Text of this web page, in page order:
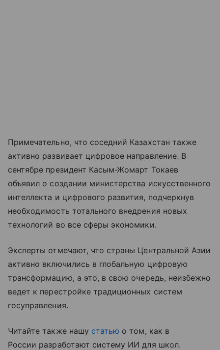
Примечательно, что соседний Казахстан также
активно развивает цифровое направление. В
сентябре президент Касым-Жомарт Токаев
объявил о создании министерства искусственного
интеллекта и цифрового развития, подчеркнув
необходимость тотального внедрения новых
технологий во все сферы экономики.
Эксперты отмечают, что страны Центральной Азии
активно включились в глобальную цифровую
трансформацию, а это, в свою очередь, неизбежно
ведет к перестройке традиционных систем
госуправления.
Читайте также нашу статью о том, как в
России разработают систему ИИ для школ.